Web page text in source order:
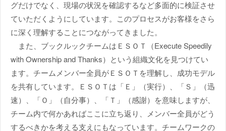
グだけでなく、現場の状況を確認するなど多面的に検証させ
ていただくようにしています。このプロセスがお客様をさら
に深く理解することにつながってきました。
また、ブックルックチームはＥＳＯＴ（Execute Speedily
with Ownership and Thanks）という組織文化を見つけてい
ます。チームメンバー全員がＥＳＯＴを理解し、成功モデル
を共有しています。ＥＳＯＴは「Ｅ」（実行）、「Ｓ」（迅
速）、「Ｏ」（自分事）、「Ｔ」（感謝）を意味しますが、
チーム内で何かあればここに立ち返り、メンバー全員がどう
するべきかを考える支えにもなっています。チームワークの